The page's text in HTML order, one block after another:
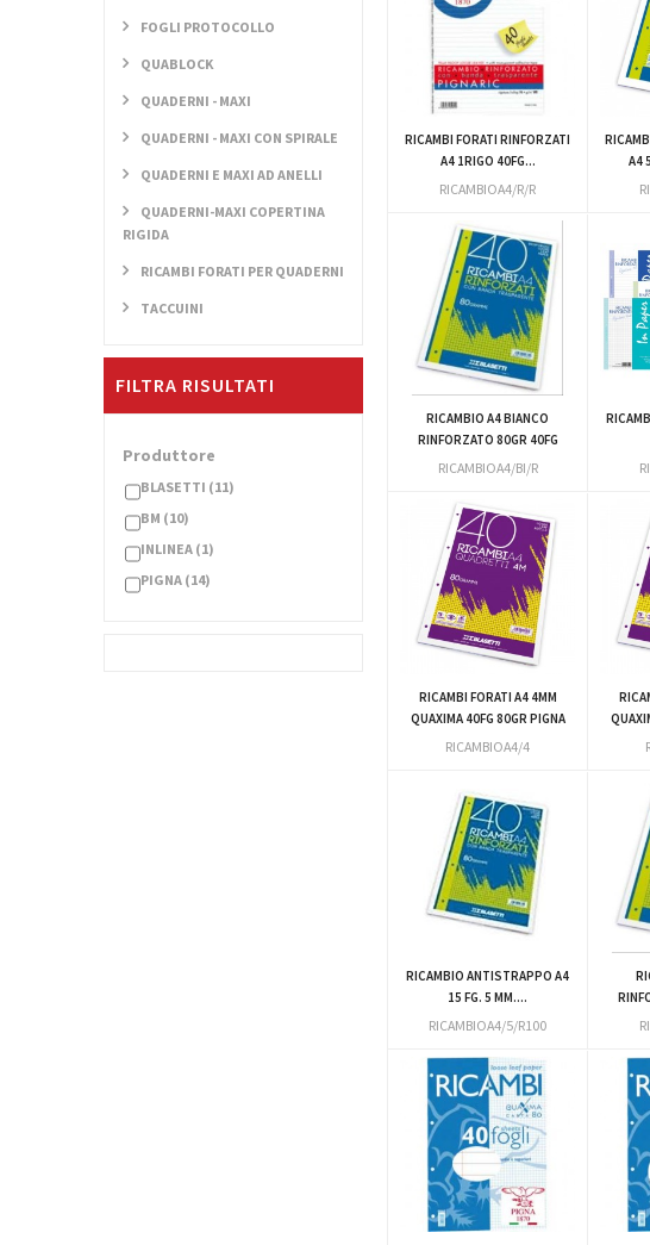
FOGLI PROTOCOLLO
QUABLOCK
QUADERNI - MAXI
QUADERNI - MAXI CON SPIRALE
QUADERNI E MAXI AD ANELLI
QUADERNI-MAXI COPERTINA
RIGIDA
RICAMBI FORATI PER QUADERNI
TACCUINI
FILTRA RISULTATI
Produttore
BLASETTI (11)
BM (10)
INLINEA (1)
PIGNA (14)
RICAMBI FORATI RINFORZATI
A4 1RIGO 40FG...
RICAMBIOA4/R/R
A4
RICAMBIO A4 BIANCO
RINFORZATO 80GR 40FG
RICAMBIOA4/BI/R
RICAMBI FORATI A4 4MM
QUAXIMA 40FG 80GR PIGNA
RICAMBIOA4/4
RICAMBIO ANTISTRAPPO A4
15 FG. 5 MM....
RICAMBIOA4/5/R100